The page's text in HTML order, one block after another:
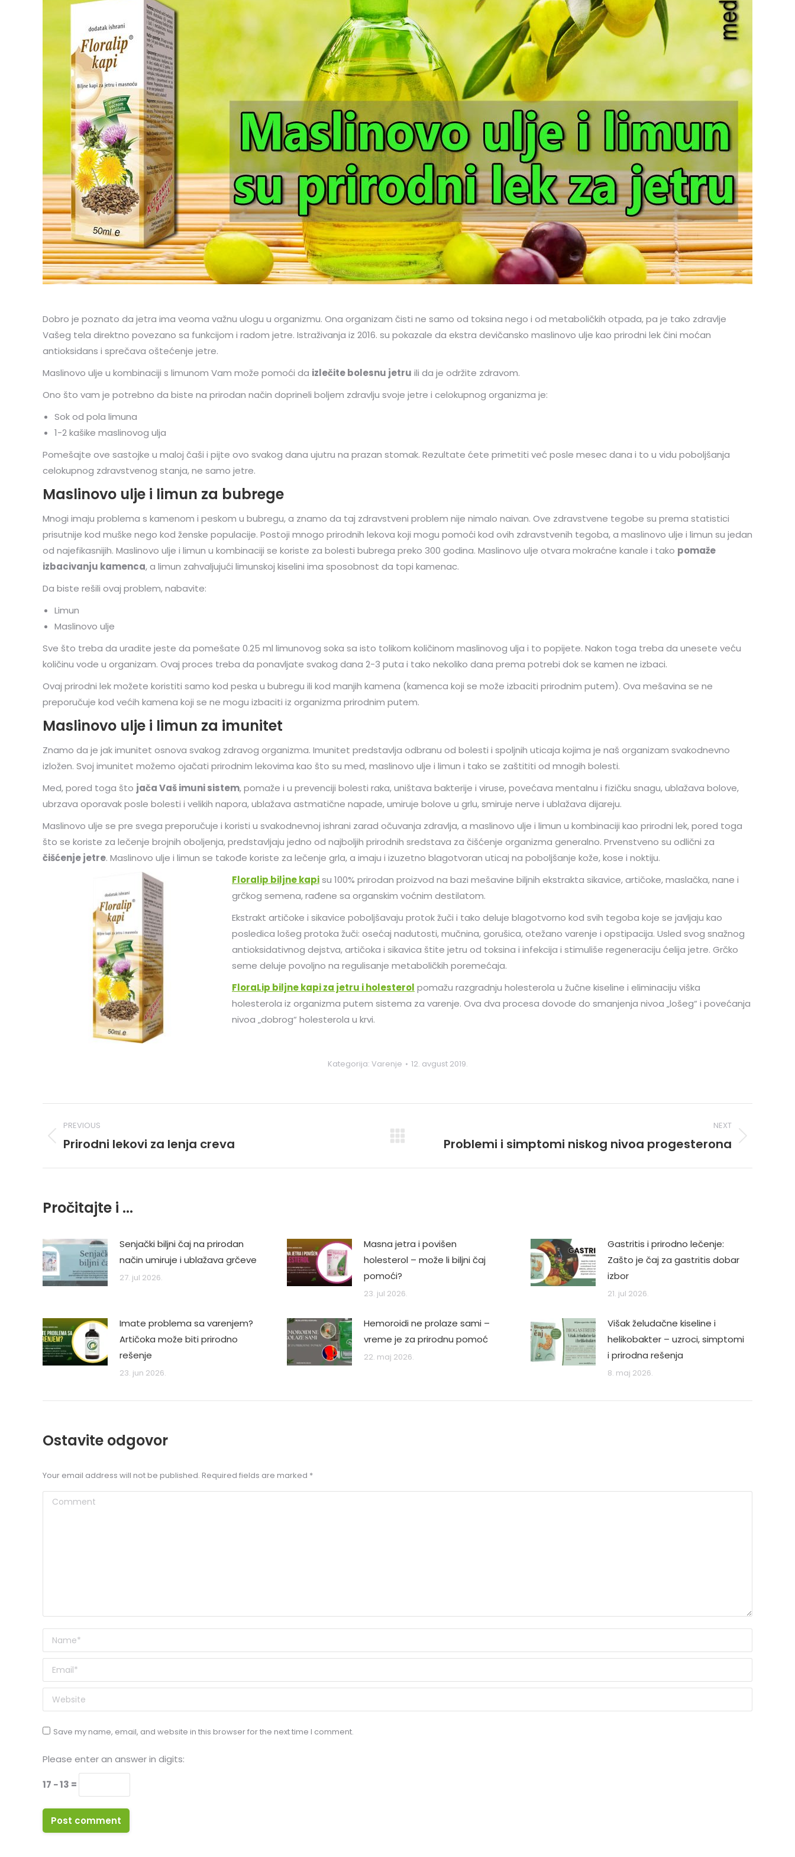
Dobro je poznato da jetra ima veoma važnu ulogu u organizmu. Ona organizam čisti ne samo od toksina nego i od metaboličkih otpada, pa je tako zdravlje
Vašeg tela direktno povezano sa funkcijom i radom jetre. Istraživanja iz 2016. su pokazale da ekstra devičansko maslinovo ulje kao prirodni lek čini moćan
antioksidans i sprečava oštećenje jetre.
Maslinovo ulje u kombinaciji s limunom Vam može pomoći da izlečite bolesnu jetru ili da je održite zdravom.
Ono što vam je potrebno da biste na prirodan način doprineli boljem zdravlju svoje jetre i celokupnog organizma je:
Sok od pola limuna
1-2 kašike maslinovog ulja
Pomešajte ove sastojke u maloj čaši i pijte ovo svakog dana ujutru na prazan stomak. Rezultate ćete primetiti već posle mesec dana i to u vidu poboljšanja
celokupnog zdravstvenog stanja, ne samo jetre.
Maslinovo ulje i limun za bubrege
Mnogi imaju problema s kamenom i peskom u bubregu, a znamo da taj zdravstveni problem nije nimalo naivan. Ove zdravstvene tegobe su prema statistici
prisutnije kod muške nego kod ženske populacije. Postoji mnogo prirodnih lekova koji mogu pomoći kod ovih zdravstvenih tegoba, a maslinovo ulje i limun su jedan
od najefikasnijih. Maslinovo ulje i limun u kombinaciji se koriste za bolesti bubrega preko 300 godina. Maslinovo ulje otvara mokraćne kanale i tako pomaže
izbacivanju kamenca, a limun zahvaljujući limunskoj kiselini ima sposobnost da topi kamenac.
Da biste rešili ovaj problem, nabavite:
Limun
Maslinovo ulje
Sve što treba da uradite jeste da pomešate 0.25 ml limunovog soka sa isto tolikom količinom maslinovog ulja i to popijete. Nakon toga treba da unesete veću
količinu vode u organizam. Ovaj proces treba da ponavljate svakog dana 2-3 puta i tako nekoliko dana prema potrebi dok se kamen ne izbaci.
Ovaj prirodni lek možete koristiti samo kod peska u bubregu ili kod manjih kamena (kamenca koji se može izbaciti prirodnim putem). Ova mešavina se ne
preporučuje kod većih kamena koji se ne mogu izbaciti iz organizma prirodnim putem.
Maslinovo ulje i limun za imunitet
Znamo da je jak imunitet osnova svakog zdravog organizma. Imunitet predstavlja odbranu od bolesti i spoljnih uticaja kojima je naš organizam svakodnevno
izložen. Svoj imunitet možemo ojačati prirodnim lekovima kao što su med, maslinovo ulje i limun i tako se zaštititi od mnogih bolesti.
Med, pored toga što jača Vaš imuni sistem, pomaže i u prevenciji bolesti raka, uništava bakterije i viruse, povećava mentalnu i fizičku snagu, ublažava bolove,
ubrzava oporavak posle bolesti i velikih napora, ublažava astmatične napade, umiruje bolove u grlu, smiruje nerve i ublažava dijareju.
Maslinovo ulje se pre svega preporučuje i koristi u svakodnevnoj ishrani zarad očuvanja zdravlja, a maslinovo ulje i limun u kombinaciji kao prirodni lek, pored toga
što se koriste za lečenje brojnih oboljenja, predstavljaju jedno od najboljih prirodnih sredstava za čišćenje organizma generalno. Prvenstveno su odlični za
čišćenje jetre. Maslinovo ulje i limun se takođe koriste za lečenje grla, a imaju i izuzetno blagotvoran uticaj na poboljšanje kože, kose i noktiju.
Floralip biljne kapisu 100% prirodan proizvod na bazi mešavine biljnih ekstrakta sikavice, artičoke, maslačka, nane i
grčkog semena, rađene sa organskim voćnim destilatom.
Ekstrakt artičoke i sikavice poboljšavaju protok žuči i tako deluje blagotvorno kod svih tegoba koje se javljaju kao
posledica lošeg protoka žuči: osećaj nadutosti, mučnina, gorušica, otežano varenje i opstipacija. Usled svog snažnog
antioksidativnog dejstva, artičoka i sikavica štite jetru od toksina i infekcija i stimuliše regeneraciju ćelija jetre. Grčko
seme deluje povoljno na regulisanje metaboličkih poremećaja.
FloraLip biljne kapi za jetru i holesterol pomažu razgradnju holesterola u žučne kiseline i eliminaciju viška
holesterola iz organizma putem sistema za varenje. Ova dva procesa dovode do smanjenja nivoa „lošeg“ i povećanja
nivoa „dobrog“ holesterola u krvi.
Kategorija: Varenje 12. avgust 2019.
Post
navigation
PREVIOUS
Previous
Prirodni lekovi za lenja creva
NEXT
Problemi i simptomi niskog nivoa progesterona
Pročitajte i ...
Senjački biljni čaj na prirodan
način umiruje i ublažava grčeve
27. jul 2026.
Masna jetra i povišen
holesterol – može li biljni čaj
pomoći?
23. jul 2026.
Gastritis i prirodno lečenje:
Zašto je čaj za gastritis dobar
izbor
21. jul 2026.
Imate problema sa varenjem?
Artičoka može biti prirodno
rešenje
23. jun 2026.
Hemoroidi ne prolaze sami –
vreme je za prirodnu pomoć
22. maj 2026.
Višak želudačne kiseline i
helikobakter – uzroci, simptomi
i prirodna rešenja
8. maj 2026.
Ostavite odgovor
Your email address will not be published. Required fields are marked *
Comment
Name *
Email *
Website
Save my name, email, and website in this browser for the next time I comment.
Please enter an answer in digits:
17 − 13 =
Post comment